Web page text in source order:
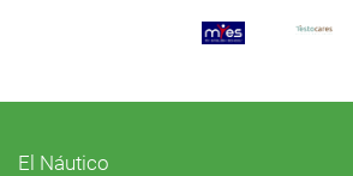
El Náutico